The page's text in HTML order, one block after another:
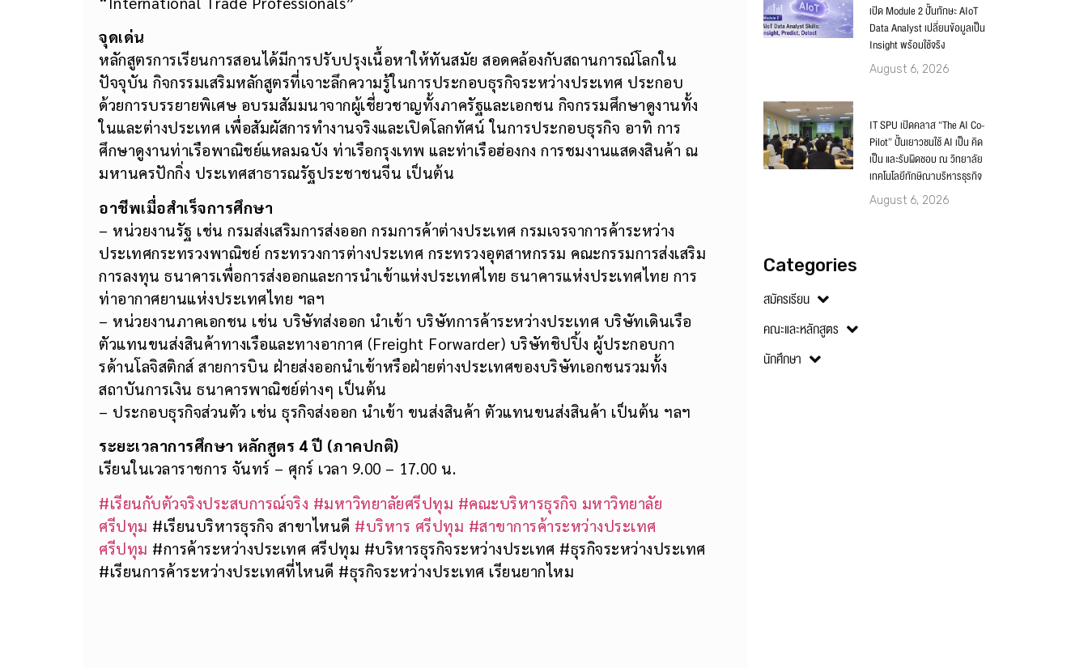
จุดเด่น
หลักสูตรการเรียนการสอนได้มีการปรับปรุงเนื้อหาให้ทันสมัย สอดคล้องกับสถานการณ์โลกใน
ปัจจุบัน กิจกรรมเสริมหลักสูตรที่เจาะลึกความรู้ในการประกอบธุรกิจระหว่างประเทศ ประกอบ
ด้วยการบรรยายพิเศษ อบรมสัมมนาจากผู้เชี่ยวชาญทั้งภาครัฐและเอกชน กิจกรรมศึกษาดูงานทั้ง
ในและต่างประเทศ เพื่อสัมผัสการทำงานจริงและเปิดโลกทัศน์ ในการประกอบธุรกิจ อาทิ การ
ศึกษาดูงานท่าเรือพาณิชย์แหลมฉบัง ท่าเรือกรุงเทพ และท่าเรือฮ่องกง การชมงานแสดงสินค้า ณ
มหานครปักกิ่ง ประเทศสาธารณรัฐประชาชนจีน เป็นต้น
อาชีพเมื่อสำเร็จการศึกษา
– หน่วยงานรัฐ เช่น กรมส่งเสริมการส่งออก กรมการค้าต่างประเทศ กรมเจรจาการค้าระหว่าง
ประเทศกระทรวงพาณิชย์ กระทรวงการต่างประเทศ กระทรวงอุตสาหกรรม คณะกรรมการส่งเสริม
การลงทุน ธนาคารเพื่อการส่งออกและการนำเข้าแห่งประเทศไทย ธนาคารแห่งประเทศไทย การ
ท่าอากาศยานแห่งประเทศไทย ฯลฯ
– หน่วยงานภาคเอกชน เช่น บริษัทส่งออก นำเข้า บริษัทการค้าระหว่างประเทศ บริษัทเดินเรือ
ตัวแทนขนส่งสินค้าทางเรือและทางอากาศ (Freight Forwarder) บริษัทชิปปิ้ง ผู้ประกอบกา
รด้านโลจิสติกส์ สายการบิน ฝ่ายส่งออกนำเข้าหรือฝ่ายต่างประเทศของบริษัทเอกชนรวมทั้ง
สถาบันการเงิน ธนาคารพาณิชย์ต่างๆ เป็นต้น
– ประกอบธุรกิจส่วนตัว เช่น ธุรกิจส่งออก นำเข้า ขนส่งสินค้า ตัวแทนขนส่งสินค้า เป็นต้น ฯลฯ
ระยะเวลาการศึกษา หลักสูตร 4 ปี (ภาคปกติ)
เรียนในเวลาราชการ จันทร์ – ศุกร์ เวลา 9.00 – 17.00 น.
#เรียนกับตัวจริงประสบการณ์จริง #มหาวิทยาลัยศรีปทุม #คณะบริหารธุรกิจ มหาวิทยาลัย
ศรีปทุม #เรียนบริหารธุรกิจ สาขาไหนดี #บริหาร ศรีปทุม #สาขาการค้าระหว่างประเทศ
ศรีปทุม #การค้าระหว่างประเทศ ศรีปทุม #บริหารธุรกิจระหว่างประเทศ #ธุรกิจระหว่างประเทศ
#เรียนการค้าระหว่างประเทศที่ไหนดี #ธุรกิจระหว่างประเทศ เรียนยากไหม
เปิด Module 2 ปั้นทักษะ AIoT
Data Analyst เปลี่ยนข้อมูลเป็น
Insight พร้อมใช้จริง
August 6, 2026
IT SPU เปิดคลาส “The AI Co-
Pilot” ปั้นเยาวชนใช้ AI เป็น คิด
เป็น และรับผิดชอบ ณ วิทยาลัย
เทคโนโลยีทักษิณาบริหารธุรกิจ
August 6, 2026
Categories
สมัครเรียน
คณะและหลักสูตร
นักศึกษา